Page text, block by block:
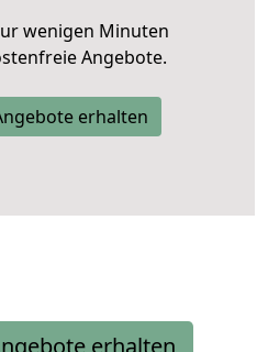
wenigen Minuten
Angebote.
erhalten
erhalten